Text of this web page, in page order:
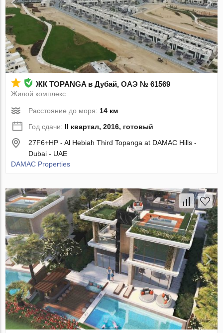
ЖК TOPANGA в Дубай, ОАЭ № 61569
Жилой комплекс
Расстояние до моря: 14 км
Год сдачи: II квартал, 2016, готовый
27F6+HP - Al Hebiah Third Topanga at DAMAC Hills -
Dubai - UAE
DAMAC Properties